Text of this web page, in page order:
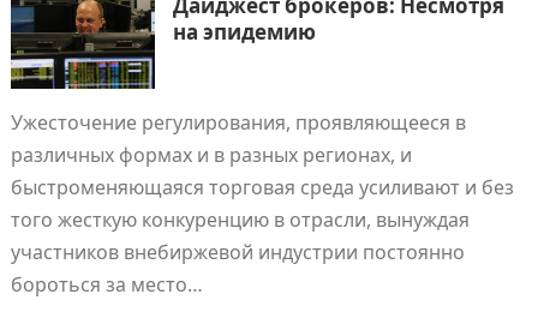
на эпидемию
Ужесточение регулирования, проявляющееся в
различных формах и в разных регионах, и
быстроменяющаяся торговая среда усиливают и без
того жесткую конкуренцию в отрасли, вынуждая
участников внебиржевой индустрии постоянно
бороться за место…